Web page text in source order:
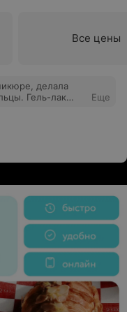
Все цены
делала
Гель-лак
кто ведет
Еще